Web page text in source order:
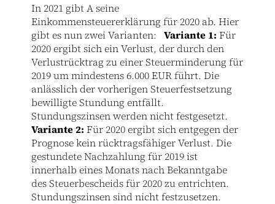
In 2021 gibt A seine
Einkommensteuererklärung für 2020 ab. Hier
gibt es nun zwei Varianten: Variante 1: Für
2020 ergibt sich ein Verlust, der durch den
Verlustrücktrag zu einer Steuerminderung für
2019 um mindestens 6.000 EUR führt. Die
anlässlich der vorherigen Steuerfestsetzung
bewilligte Stundung entfällt.
Stundungszinsen werden nicht festgesetzt.
Variante 2: Für 2020 ergibt sich entgegen der
Prognose kein rücktragsfähiger Verlust. Die
gestundete Nachzahlung für 2019 ist
innerhalb eines Monats nach Bekanntgabe
des Steuerbescheids für 2020 zu entrichten.
Stundungszinsen sind nicht festzusetzen.